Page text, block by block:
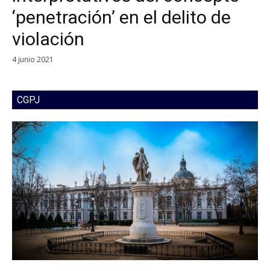
‘penetración’ en el delito de
violación
4 junio 2021
CGPJ